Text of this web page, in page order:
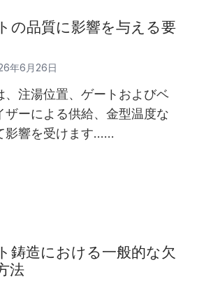
の品質に影響を与える要
年6月26日
、注湯位置、ゲートおよびベ
ザーによる供給、金型温度な
影響を受けます……
鋳造における一般的な欠
法